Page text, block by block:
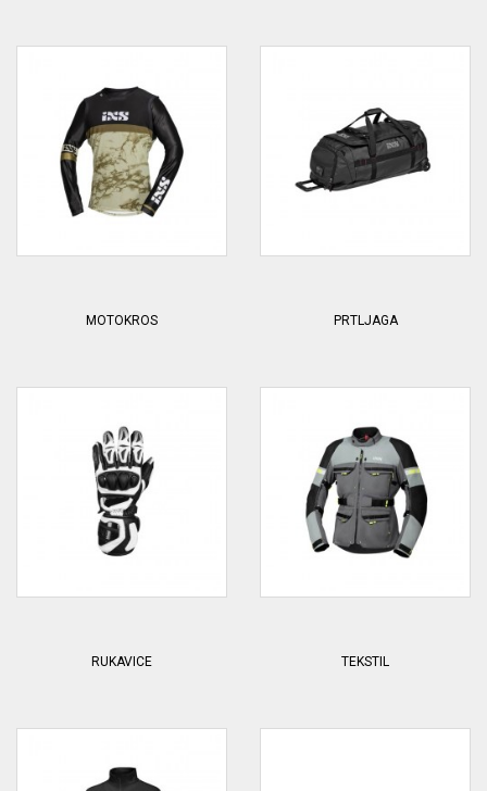
MOTOKROS PRTLJAGA
RUKAVICE TEKSTIL